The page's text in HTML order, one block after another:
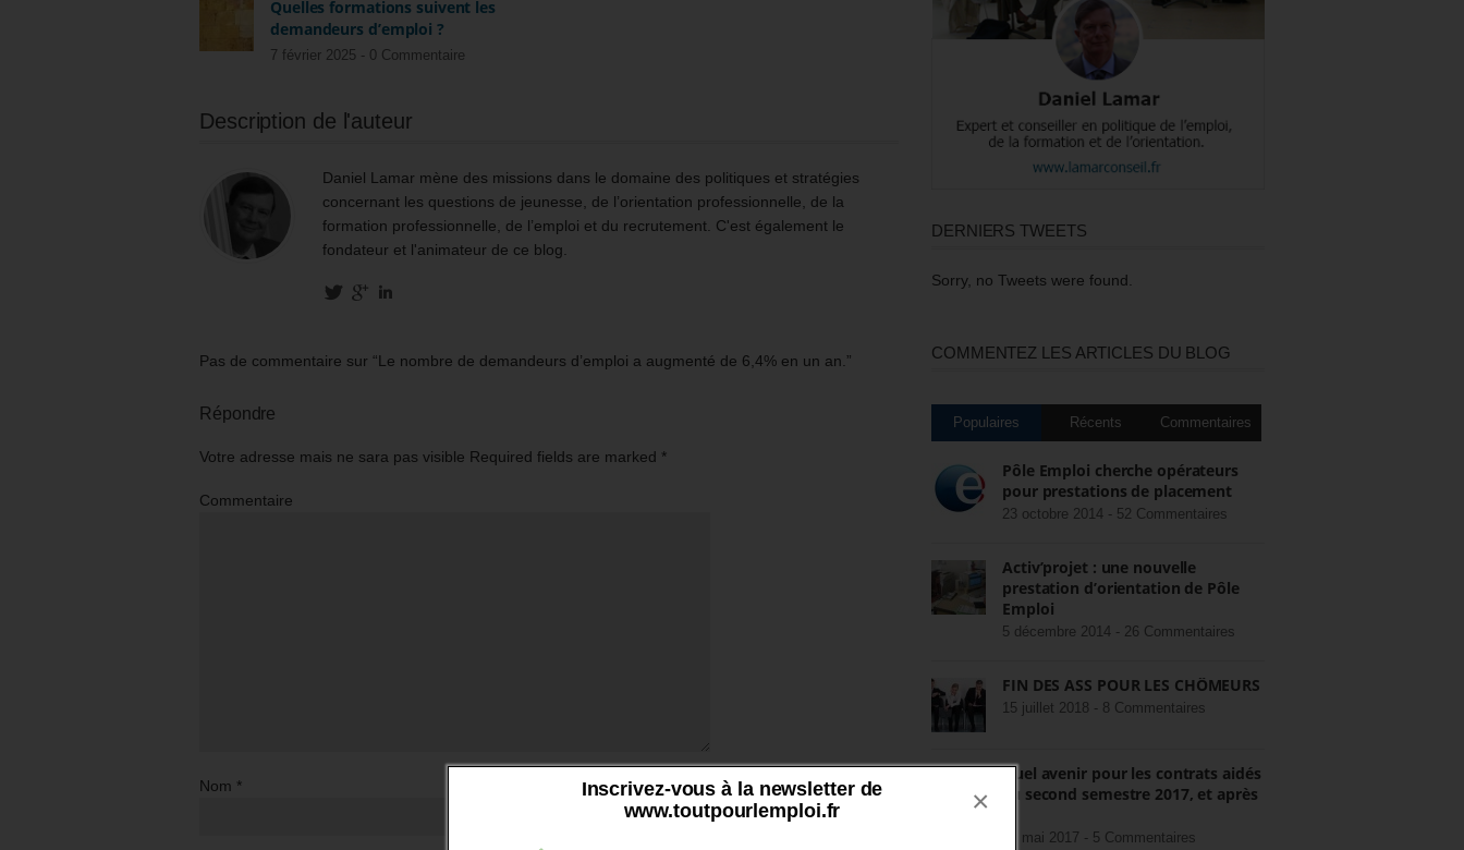
Inscrivez-vous à la newsletter de
www.toutpourlemploi.fr
×
Quelles formations suivent les
demandeurs d’emploi ?
7 février 2025 - 0 Commentaire
Description de l'auteur
Daniel Lamar mène des missions dans le domaine des politiques et stratégies
concernant les questions de jeunesse, de l’orientation professionnelle, de la
formation professionnelle, de l’emploi et du recrutement. C'est également le
fondateur et l'animateur de ce blog.
Pas de commentaire sur “Le nombre de demandeurs d’emploi a augmenté de 6,4% en un an.”
Répondre
Votre adresse mais ne sara pas visible Required fields are marked *
Commentaire
Nom *
DERNIERS TWEETS
Sorry, no Tweets were found.
COMMENTEZ LES ARTICLES DU BLOG
Populaires Récents Commentaires
Pôle Emploi cherche opérateurs
pour prestations de placement
23 octobre 2014 - 52 Commentaires
Activ’projet : une nouvelle
prestation d’orientation de Pôle
Emploi
5 décembre 2014 - 26 Commentaires
FIN DES ASS POUR LES CHÔMEURS
15 juillet 2018 - 8 Commentaires
Quel avenir pour les contrats aidés
au second semestre 2017, et après
22 mai 2017 - 5 Commentaires